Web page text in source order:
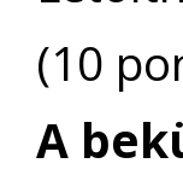
(10
A